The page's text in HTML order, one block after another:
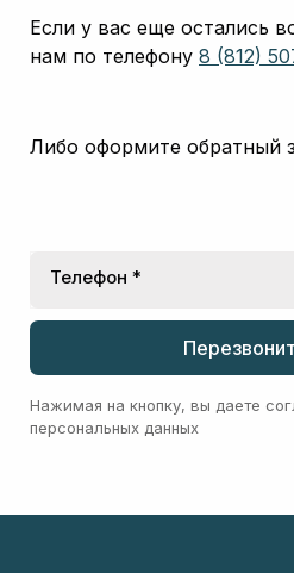
Если у вас еще остались
нам по телефону 8 (812)
Либо оформите обратный
Телефон *
Нажимая на кнопку, вы даете
персональных данных